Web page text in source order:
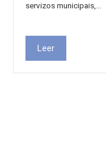
servizos municipais,…
Leer